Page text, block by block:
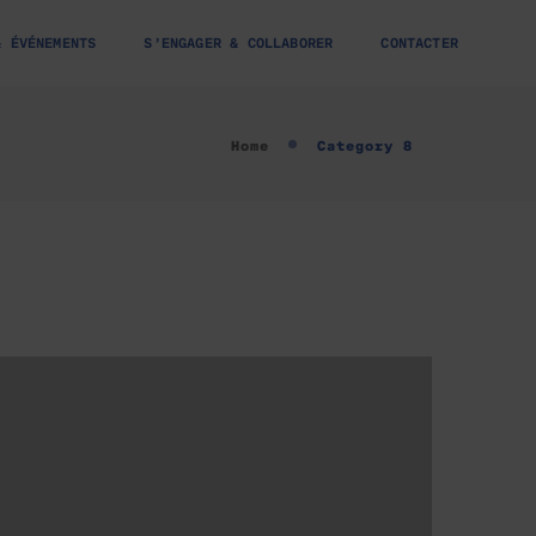
S’ENGAGER & COLLABORER CONTACTER
Home Category 8